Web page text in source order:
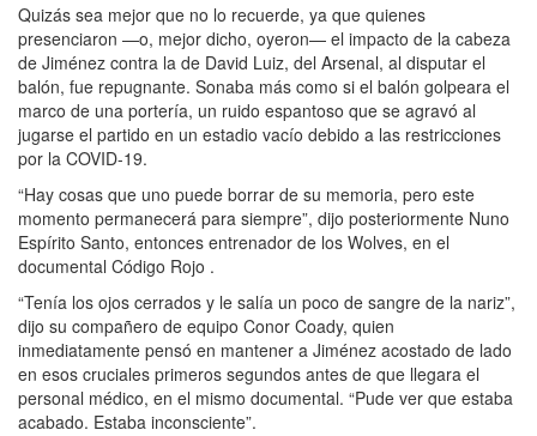
Quizás sea mejor que no lo recuerde, ya que quienes
presenciaron —o, mejor dicho, oyeron— el impacto de la cabeza
de Jiménez contra la de David Luiz, del Arsenal, al disputar el
balón, fue repugnante. Sonaba más como si el balón golpeara el
marco de una portería, un ruido espantoso que se agravó al
jugarse el partido en un estadio vacío debido a las restricciones
por la COVID-19.
“Hay cosas que uno puede borrar de su memoria, pero este
momento permanecerá para siempre”, dijo posteriormente Nuno
Espírito Santo, entonces entrenador de los Wolves, en el
documental Código Rojo .
“Tenía los ojos cerrados y le salía un poco de sangre de la nariz”,
dijo su compañero de equipo Conor Coady, quien
inmediatamente pensó en mantener a Jiménez acostado de lado
en esos cruciales primeros segundos antes de que llegara el
personal médico, en el mismo documental. “Pude ver que estaba
acabado. Estaba inconsciente”.